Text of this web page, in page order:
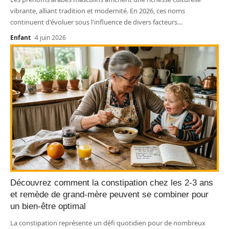
vibrante, alliant tradition et modernité. En 2026, ces noms
continuent d'évoluer sous l'influence de divers facteurs…
Enfant 4 juin 2026
Découvrez comment la constipation chez les 2-3 ans
et remède de grand-mère peuvent se combiner pour
un bien-être optimal
La constipation représente un défi quotidien pour de nombreux